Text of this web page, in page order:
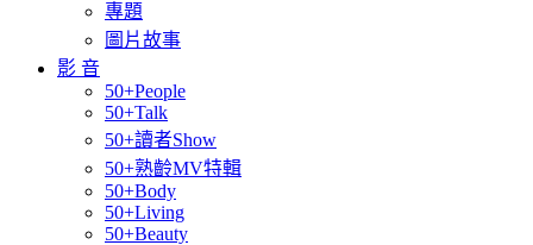
專題
圖片故事
影 音
50+People
50+Talk
50+讀者Show
50+熟齡MV特輯
50+Body
50+Living
50+Beauty